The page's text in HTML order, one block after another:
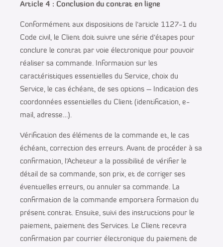
Article 4 : Conclusion du contrat en ligne
Conformément aux dispositions de l’article 1127-1 du
Code civil, le Client doit suivre une série d’étapes pour
conclure le contrat par voie électronique pour pouvoir
réaliser sa commande. Information sur les
caractéristiques essentielles du Service, choix du
Service, le cas échéant, de ses options – Indication des
coordonnées essentielles du Client (identification, e-
mail, adresse…).
Vérification des éléments de la commande et, le cas
échéant, correction des erreurs. Avant de procéder à sa
confirmation, l’Acheteur a la possibilité de vérifier le
détail de sa commande, son prix, et de corriger ses
éventuelles erreurs, ou annuler sa commande. La
confirmation de la commande emportera formation du
présent contrat. Ensuite, suivi des instructions pour le
paiement, paiement des Services. Le Client recevra
confirmation par courrier électronique du paiement de